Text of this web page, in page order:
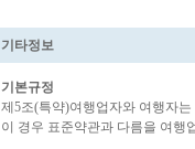
기타정보
기본규정
제5조(특약)여행업자와 여행자
이 경우 표준약관과 다름을 여행